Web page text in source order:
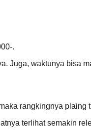
.
Juga, waktunya bisa
rangkingnya plaing
terlihat semakin